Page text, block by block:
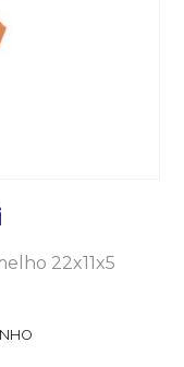
22x11x5